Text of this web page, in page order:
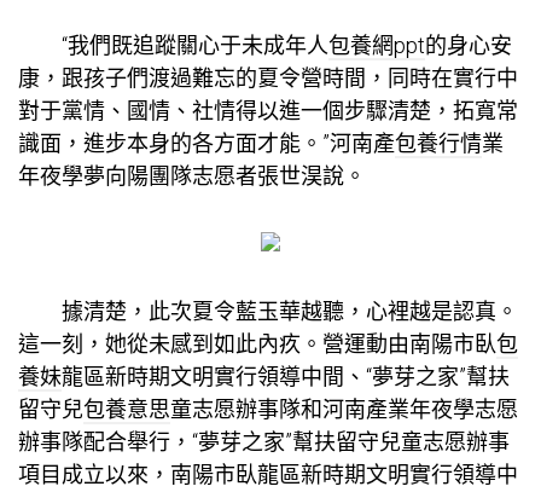
“我們既追蹤關心于未成年人包養網ppt的身心安
康，跟孩子們渡過難忘的夏令營時間，同時在實行中
對于黨情、國情、社情得以進一個步驟清楚，拓寬常
識面，進步本身的各方面才能。”河南產包養行情業
年夜學夢向陽團隊志愿者張世淏說。
據清楚，此次夏令藍玉華越聽，心裡越是認真。
這一刻，她從未感到如此內疚。營運動由南陽市臥包
養妹龍區新時期文明實行領導中間、“夢芽之家”幫扶
留守兒包養意思童志愿辦事隊和河南產業年夜學志愿
辦事隊配合舉行，“夢芽之家”幫扶留守兒童志愿辦事
項目成立以來，南陽市臥龍區新時期文明實行領導中